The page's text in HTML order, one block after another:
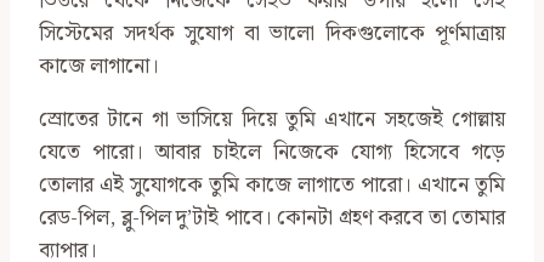
সিস্টেমের সদর্থক সুযোগ বা ভালো দিকগুলোকে পূর্ণমাত্রায়
কাজে লাগানো।
স্রোতের টানে গা ভাসিয়ে দিয়ে তুমি এখানে সহজেই গোল্লায়
যেতে পারো। আবার চাইলে নিজেকে যোগ্য হিসেবে গড়ে
তোলার এই সুযোগকে তুমি কাজে লাগাতে পারো। এখানে তুমি
রেড-পিল, ব্লু-পিল দু’টাই পাবে। কোনটা গ্রহণ করবে তা তোমার
ব্যাপার।